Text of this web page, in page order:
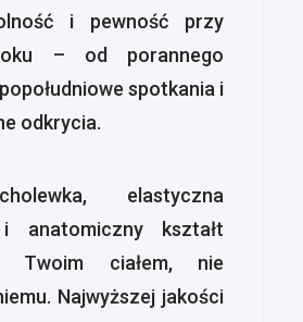
i pewność przy
– od porannego
spotkania i
odkrycia.
elastyczna
anatomiczny kształt
Twoim ciałem, nie
Najwyższej jakości